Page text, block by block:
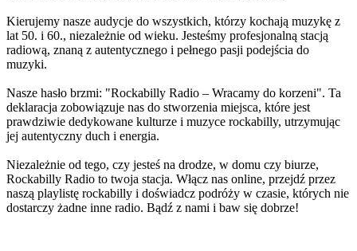
Kierujemy nasze audycje do wszystkich, którzy kochają muzykę z
lat 50. i 60., niezależnie od wieku. Jesteśmy profesjonalną stacją
radiową, znaną z autentycznego i pełnego pasji podejścia do
muzyki.
Nasze hasło brzmi: "Rockabilly Radio – Wracamy do korzeni". Ta
deklaracja zobowiązuje nas do stworzenia miejsca, które jest
prawdziwie dedykowane kulturze i muzyce rockabilly, utrzymując
jej autentyczny duch i energia.
Niezależnie od tego, czy jesteś na drodze, w domu czy biurze,
Rockabilly Radio to twoja stacja. Włącz nas online, przejdź przez
naszą playlistę rockabilly i doświadcz podróży w czasie, których nie
dostarczy żadne inne radio. Bądź z nami i baw się dobrze!